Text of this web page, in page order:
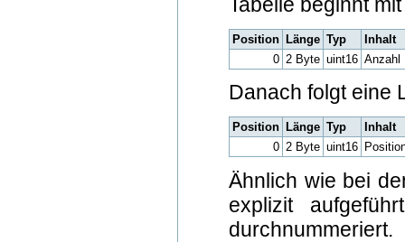
Position Länge Typ
Inhalt
0 2 Byte uint16 Anzahl
Danach folgt eine
Position Länge Typ
Inhalt
0 2 Byte uint16
Ähnlich wie bei
explizit
durchnummeriert.